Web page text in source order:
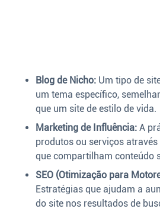
Blog de Nicho: Um tipo de
um tema específico,
que um site de estilo de vida.
Marketing de Influência: A
produtos ou serviços
que compartilham conteúdo
SEO (Otimização para
Estratégias que ajudam a
do site nos resultados de